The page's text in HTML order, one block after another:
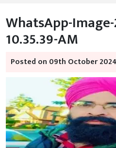
WhatsApp-
10.35.39-AM
Posted on 09th October 2024